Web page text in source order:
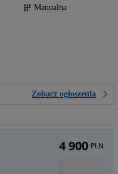
Manualna
Zobacz ogłoszenia
4 900 PLN